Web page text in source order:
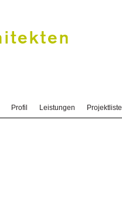
Profil Leistungen Projektliste